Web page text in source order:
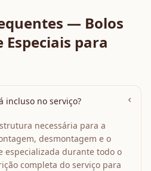
— Bolos
para
incluso no serviço? ›
necessária para a
desmontagem e o
especializada durante todo o
completa do serviço para